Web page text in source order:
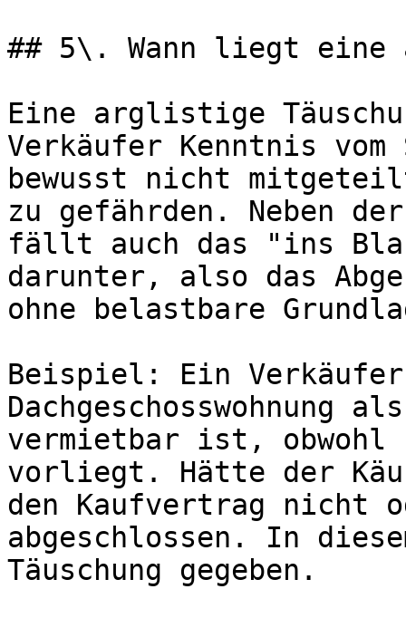
## 5\. Wann liegt eine
Eine arglistige
Verkäufer Kenntnis vom
bewusst nicht
zu gefährden. Neben
fällt auch das "ins
darunter, also das
ohne belastbare
Beispiel: Ein
Dachgeschosswohnung
vermietbar ist, obwohl
vorliegt. Hätte der
den Kaufvertrag nicht
abgeschlossen. In
Täuschung gegeben.